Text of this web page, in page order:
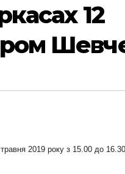
12
2019 року з 15.00 до